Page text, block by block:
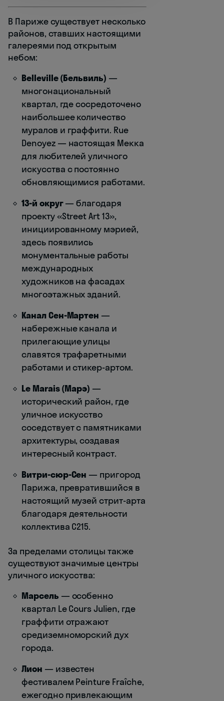
В Париже существует несколько
районов, ставших настоящими
галереями под открытым
небом:
Belleville (Бельвиль) —
многонациональный
квартал, где сосредоточено
наибольшее количество
муралов и граффити. Rue
Denoyez — настоящая Мекка
для любителей уличного
искусства с постоянно
обновляющимися работами.
13-й округ— благодаря
проекту «Street Art 13»,
инициированному мэрией,
здесь появились
монументальные работы
международных
художников на фасадах
многоэтажных зданий.
Канал Сен-Мартен —
набережные канала и
прилегающие улицы
славятся трафаретными
работами и стикер-артом.
Le Marais (Марэ) —
исторический район, где
уличное искусство
соседствует с памятниками
архитектуры, создавая
интересный контраст.
Витри-сюр-Сен — пригород
Парижа, превратившийся в
настоящий музей стрит-арта
благодаря деятельности
коллектива C215.
За пределами столицы также
существуют значимые центры
уличного искусства:
Марсель — особенно
квартал Le Cours Julien, где
граффити отражают
средиземноморский дух
города.
Лион — известен
фестивалем Peinture Fraîche,
ежегодно привлекающим